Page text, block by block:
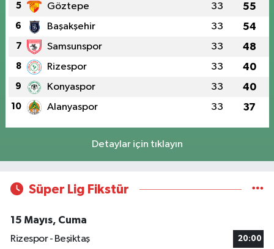
5 Göztepe 33 55
6 Başakşehir 33 54
7 Samsunspor 33 48
8 Rizespor 33 40
9 Konyaspor 33 40
10 Alanyaspor 33 37
Detaylar için tıklayın
Süper Lig Fikstür
15 Mayıs, Cuma
Rizespor - Beşiktaş
20:00